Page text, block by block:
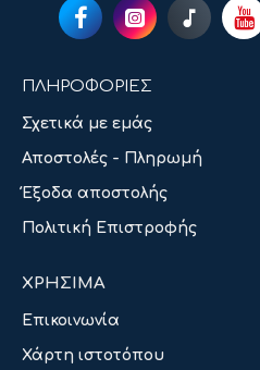
ΠΛΗΡΟΦΟΡΙΕΣ
Σχετικά με εμάς
Αποστολές - Πληρωμή
Έξοδα αποστολής
Πολιτική Επιστροφής
ΧΡΗΣΙΜΑ
Επικοινωνία
Χάρτη ιστοτόπου